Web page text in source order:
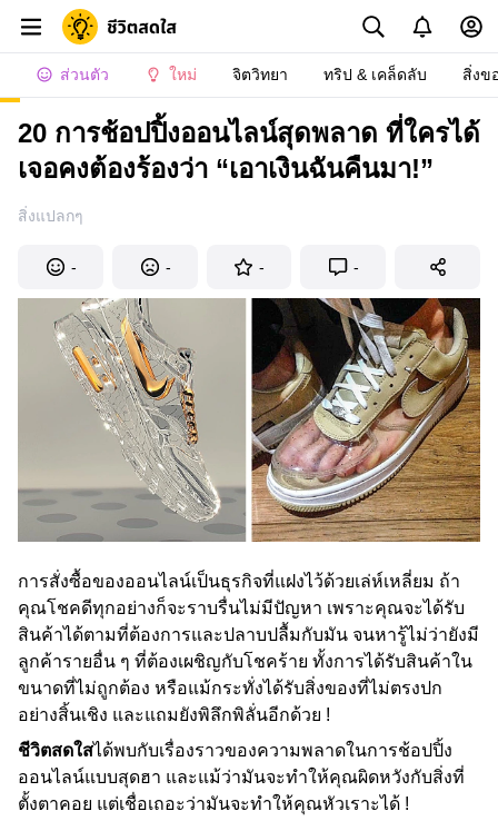
ส่วนตัว ใหม่ จิตวิทยา ทริป & เคล็ดลับ สิ่งข
20 การช้อปปิ้งออนไลน์สุดพลาด ที่ใครได้
เจอคงต้องร้องว่า “เอาเงินฉันคืนมา!”
สิ่งแปลกๆ
- - - -
การสั่งซื้อของออนไลน์เป็นธุรกิจที่แฝงไว้ด้วยเล่ห์เหลี่ยม ถ้า
คุณโชคดีทุกอย่างก็จะราบรื่นไม่มีปัญหา เพราะคุณจะได้รับ
สินค้าได้ตามที่ต้องการและปลาบปลื้มกับมัน จนหารู้ไม่ว่ายังมี
ลูกค้ารายอื่น ๆ ที่ต้องเผชิญกับโชคร้าย ทั้งการได้รับสินค้าใน
ขนาดที่ไม่ถูกต้อง หรือแม้กระทั่งได้รับสิ่งของที่ไม่ตรงปก
อย่างสิ้นเชิง และแถมยังพิลึกพิลั่นอีกด้วย !
ชีวิตสดใสได้พบกับเรื่องราวของความพลาดในการช้อปปิ้ง
ออนไลน์แบบสุดฮา และแม้ว่ามันจะทำให้คุณผิดหวังกับสิ่งที่
ตั้งตาคอย แต่เชื่อเถอะว่ามันจะทำให้คุณหัวเราะได้ !